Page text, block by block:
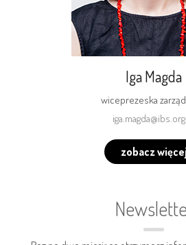
Iga Magda
wiceprezeska
zobacz więcej